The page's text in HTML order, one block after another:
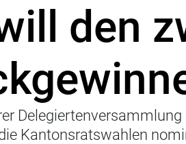
den
Kantonsratswahlen